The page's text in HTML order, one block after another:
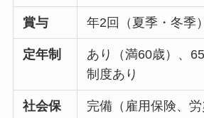
賞与 年2回（夏季・冬季）
定年制
あり（満60歳）、
制度あり
社会保
完備（雇用保険、